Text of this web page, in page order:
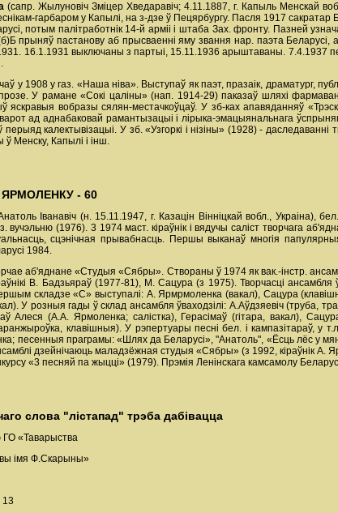
(сапр. Жылуновіч Зміцер Хведаравіч; 4.11.1887, г. Капыль Менскай
гарбаром у Капылі, на з-дзе ў Пецярбургу. Пасля 1917
потым палітработнік 14-й арміі і штаба Зах. фронту. Пазней
прыняў пастанову аб прысваенні яму звання нар. паэта
16.1.1931 выключаны з партыі, 15.11.1936 арыштаваны. 7.4.1937
у 1908 у газ. «Наша ніва». Выступаў як паэт, празаік, драматург,
прозе. У рамане «Сокі цаліны» (нап. 1914-29) паказаў шляхі
яскравыя вобразы сялян-местачкоўцаў. У зб-ках апавяданняў
ад аднабаковай рамантызацыі і лірыка-эмацыянальнага
перыяд калектывізацыі. У зб. «Узгоркі і нізіны» (1928) -
ў Менску, Капылі і інш.
- 60
Іванавіч (н. 15.11.1947, г. Казацін Вінніцкай вобл.,
вучэльню (1976). 3 1974 маст. кіраўнік і вядучы саліст творчага
сцэнічная прывабнасць. Першы выканаў многія
1984.
аб'яднане «Студыя «Сябры». Створаны ў 1974 як вак.-інстр.
В. Бадзьяраў (1977-81), М. Сацура (з 1975). Творчасці
складзе «С» выступалі: А. Ярмрмоленка (вакал), Сацура
У розныя гады ў склад ансамбля ўваходзілі: А.Аўдзяевіч (труба,
Алеся (А.А. Ярмоленка; салістка), Герасімаў (гітара, вакал),
клавішныя). У рэпертуары песні бел. і кампазітараў, у
песенныя праграмы: «Шлях да Беларусі», "Анатоль", «Ёсць лёс у
дзейнічаюць маладзёжная студыя «Сябры» (з 1992, кіраўнік А.
«3 песняй па жыцці» (1979). Прэмія Ленінскага камсамолу
слова "лістапад" трэба дабівацца
«Таварыства
імя Ф.Скарыны»
13